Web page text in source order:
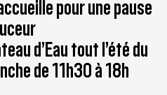
pour une pause
d’Eau tout l’été du
de 11h30 à 18h